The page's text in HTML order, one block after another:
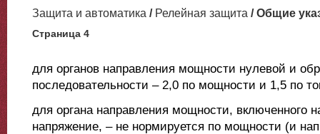
Защита и автоматика / Релейная защита / Общие
Страница 4
для органов направления мощности нулевой и
последовательности – 2,0 по мощности и 1,5 по
для органа направления мощности, включенного
напряжение, – не нормируется по мощности (и